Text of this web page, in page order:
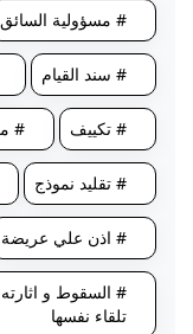
# مسؤولية السائق
# سند القيام
# تكييف #
# تقليد نموذج
# اذن علي عريضة
# السقوط و
تلقاء نفسها